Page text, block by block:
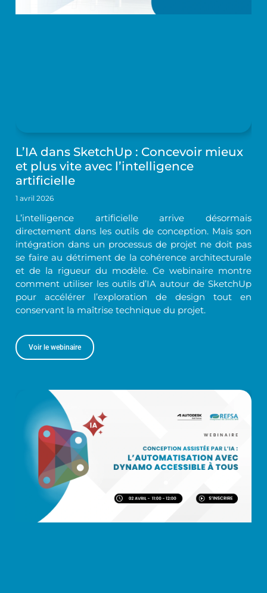
L’IA dans SketchUp : Concevoir mieux
et plus vite avec l’intelligence
artificielle
1 avril 2026
L’intelligence artificielle arrive désormais
directement dans les outils de conception. Mais son
intégration dans un processus de projet ne doit pas
se faire au détriment de la cohérence architecturale
et de la rigueur du modèle. Ce webinaire montre
comment utiliser les outils d’IA autour de SketchUp
pour accélérer l’exploration de design tout en
conservant la maîtrise technique du projet.
Voir le webinaire